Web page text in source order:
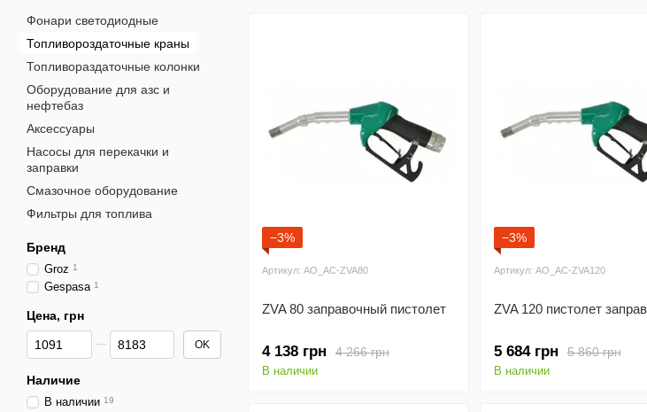
−3%
Артикул: AO_AC-ZVA80
ZVA 80 заправочный пистолет
4 266 грн
4 138 грн
В наличии
−3%
Артикул: AO_AC-ZVA120
ZVA 120 пистолет
5 860 грн
5 684 грн
В наличии
Фонари светодиодные
Топливороздаточные краны
Топливораздаточные колонки
Оборудование для азс и
нефтебаз
Аксессуары
Насосы для перекачки и
заправки
Смазочное оборудование
Фильтры для топлива
Бренд
Groz 1
Gespasa 1
Цена, грн
От Цена, грн
До Цена, грн OK
Наличие
В наличии 19